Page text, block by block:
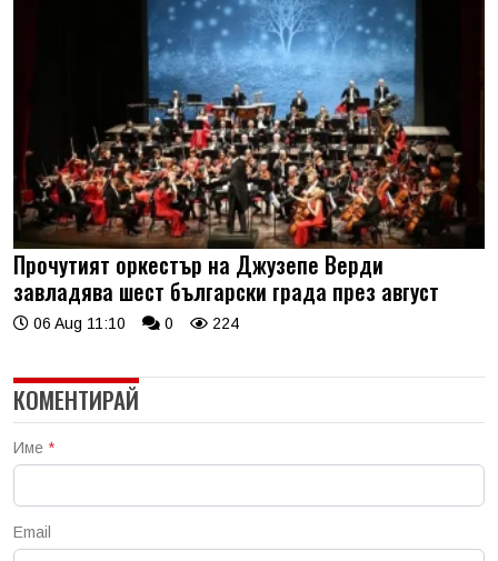
Прочутият оркестър на Джузепе Верди
завладява шест български града през август
06 Aug 11:10 0 224
КОМЕНТИРАЙ
Име *
Email